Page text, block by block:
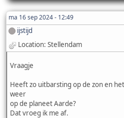
ma 16 sep 2024 - 12:49
ijstijd
Location: Stellendam
Vraagje
Heeft zo uitbarsting op de zon en
weer
op de planeet Aarde?
Dat vroeg ik me af.